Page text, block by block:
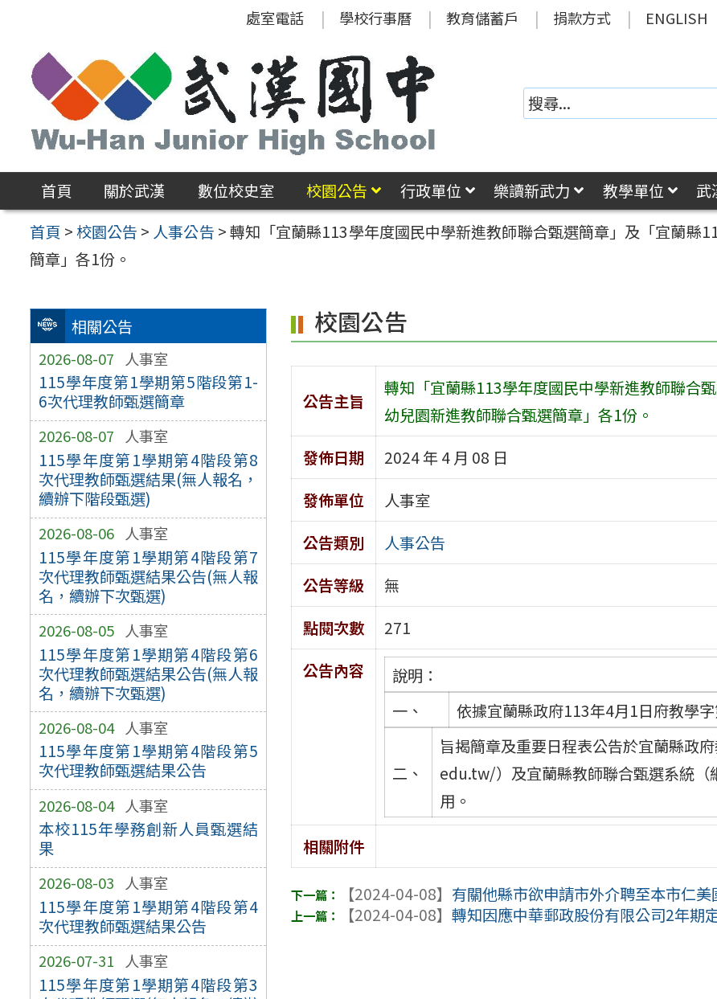
區
處室電話 學校行事曆 教育儲蓄戶 捐款方式 ENGLISH
首頁 關於武漢 數位校史室 校園公告 行政單位 樂讀新武力 教學單位 武
首頁 >校園公告 > 人事公告 >轉知「宜蘭縣113學年度國民中學新進教師聯合甄選簡章」及「宜蘭縣
簡章」各1份。
相關公告
2026-08-07 人事室
115學年度第1學期第5階段第1-
6次代理教師甄選簡章
2026-08-07 人事室
115學年度第1學期第4階段第8
次代理教師甄選結果(無人報名，
續辦下階段甄選)
2026-08-06 人事室
115學年度第1學期第4階段第7
次代理教師甄選結果公告(無人報
名，續辦下次甄選)
2026-08-05 人事室
115學年度第1學期第4階段第6
次代理教師甄選結果公告(無人報
名，續辦下次甄選)
2026-08-04 人事室
115學年度第1學期第4階段第5
次代理教師甄選結果公告
2026-08-04 人事室
本校115年學務創新人員甄選結
果
2026-08-03 人事室
115學年度第1學期第4階段第4
次代理教師甄選結果公告
2026-07-31 人事室
115學年度第1學期第4階段第3
校園公告
公告主旨
轉知「宜蘭縣113學年度國民中學新進教師聯合
幼兒園新進教師聯合甄選簡章」各1份。
發佈日期
2024 年 4 月 08 日
發佈單位
人事室
公告類別
人事公告
公告等級
無
點閱次數
271
公告內容
說明：
一、
依據宜蘭縣政府113年4月1日府教學
二、
旨揭簡章及重要日程表公告於宜蘭縣政
edu.tw/）及宜蘭縣教師聯合甄選系統
用。
相關附件
【2024-04-08】 有關他縣市欲申請市外介聘至本市仁
【2024-04-08】轉知因應中華郵政股份有限公司2年期